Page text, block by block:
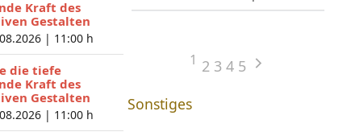
Kraft des
Gestalten
| 11:00 h
die tiefe
Kraft des
Gestalten
| 11:00 h
1 2 3 4 5
Sonstiges